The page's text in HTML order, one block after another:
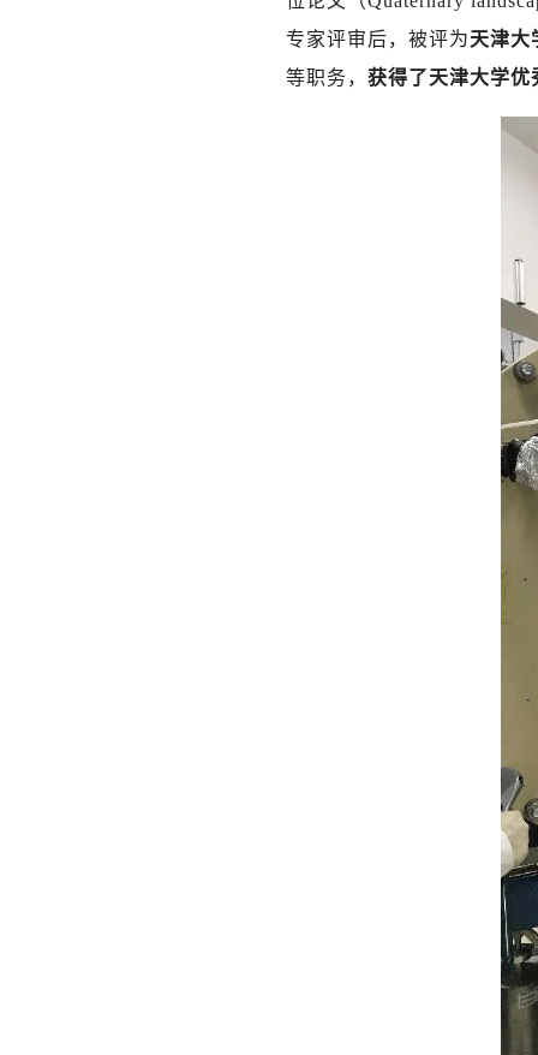
专家评审后，被评为天津大
等职务， 获得了天津大学优